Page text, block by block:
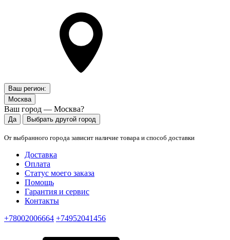
Ваш регион:
Москва
Ваш город — Москва?
Да Выбрать другой город
От выбранного города зависит наличие товара и способ доставки
Доставка
Оплата
Статус моего заказа
Помощь
Гарантия и сервис
Контакты
+78002006664 +74952041456